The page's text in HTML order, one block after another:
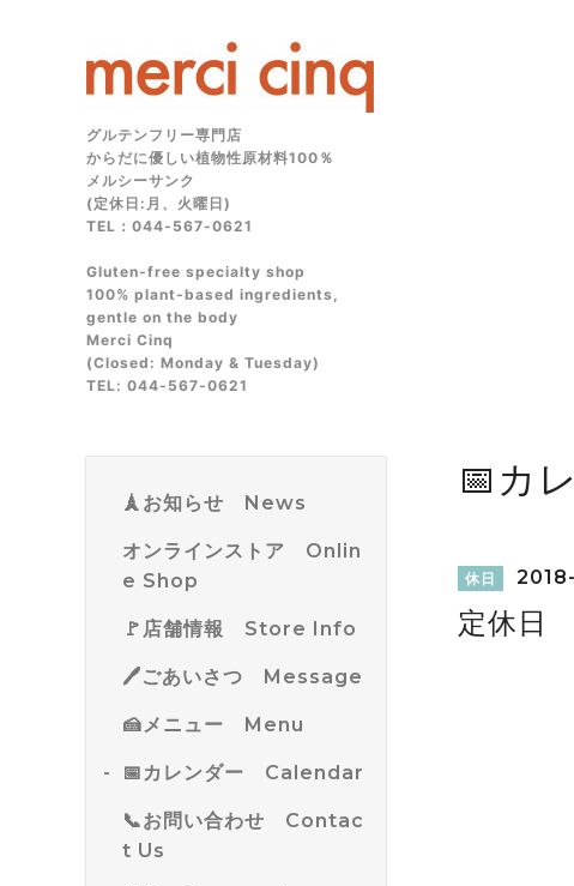
グルテンフリー専門店
からだに優しい植物性原材料100％
メルシーサンク
(定休日:月、火曜日)
TEL：044-567-0621
Gluten‑free specialty shop
100% plant‑based ingredients,
gentle on the body
Merci Cinq
(Closed: Monday & Tuesday)
TEL: 044‑567‑0621
🗼お知らせ News
オンラインストア Onlin
e Shop
🚩店舗情報 Store Info
🖊ごあいさつ Message
🍰メニュー Menu
📅カレンダー Calendar
📞お問い合わせ Contac
t Us
📅カ
休日
定休日